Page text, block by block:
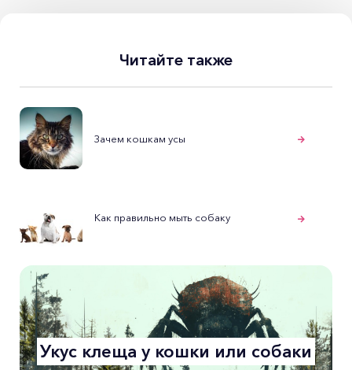
Читайте также
Зачем кошкам усы
Как правильно мыть собаку
Укус клеща у кошки или собаки